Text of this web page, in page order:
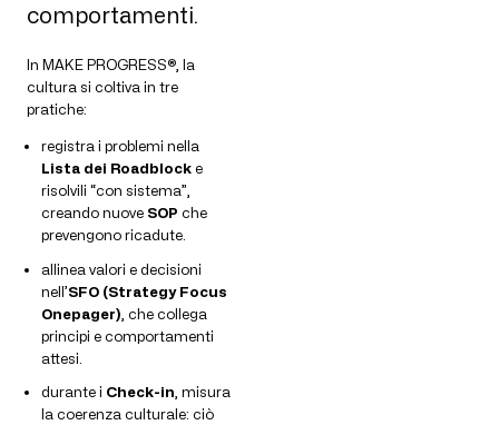
comportamenti.
In MAKE PROGRESS®, la
cultura si coltiva in tre
pratiche:
registra i problemi nella
Lista dei Roadblock e
risolvili “con sistema”,
creando nuove SOP che
prevengono ricadute.
allinea valori e decisioni
nell’SFO (Strategy Focus
Onepager) , che collega
principi e comportamenti
attesi.
durante i Check-in , misura
la coerenza culturale: ciò